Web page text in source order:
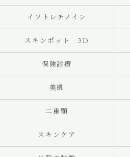
イソトレチノイン
スキンポット 3D
保険診療
美肌
二重顎
スキンケア